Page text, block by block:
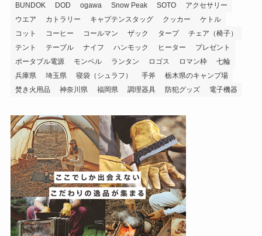
BUNDOK DOD ogawa Snow Peak SOTO
アクセサリー
ウエア
カトラリー キャプテンスタッグ クッカー
ケトル
コット
コーヒー コールマン ザック タープ
チェア（椅子）
テント
テーブル ナイフ ハンモック ヒーター
プレゼント
ポータブル電源
モンベル ランタン ロゴス ロマン枠
七輪
兵庫県
埼玉県 寝袋（シュラフ） 手斧
栃木県のキャンプ場
焚き火用品
神奈川県 福岡県 調理器具 防犯グッズ 電子機器